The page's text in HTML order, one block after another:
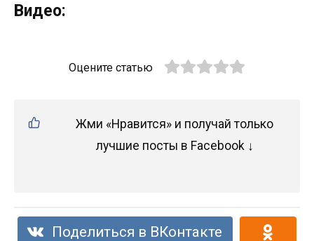
Видео:
Оцените статью
Жми «Нравится» и получай только
лучшие посты в Facebook ↓
Поделиться в ВКонтакте